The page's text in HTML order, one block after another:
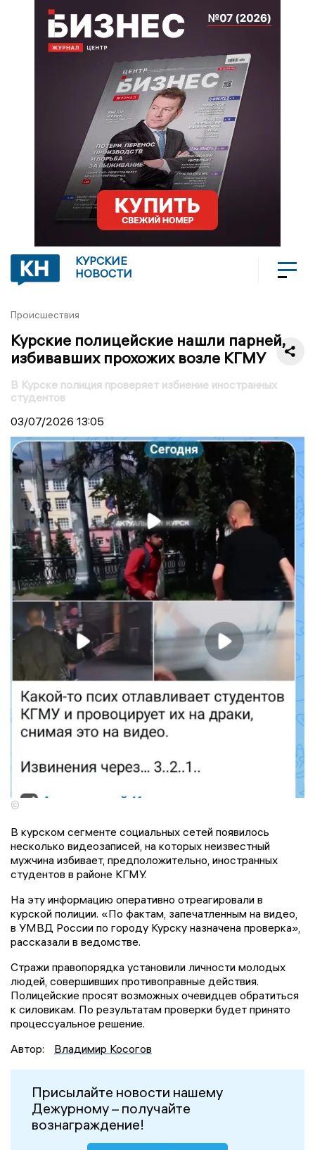
КУРСКИЕ
НОВОСТИ
Происшествия
Курские полицейские нашли парней,
избивавших прохожих возле КГМУ
В Курске полиция проверяет избиение иностранных
студентов
03/07/2026 13:05
©
В курском сегменте социальных сетей появилось
несколько видеозаписей, на которых неизвестный
мужчина избивает, предположительно, иностранных
студентов в районе КГМУ.
На эту информацию оперативно отреагировали в
курской полиции. «По фактам, запечатленным на видео,
в УМВД России по городу Курску назначена проверка»,
рассказали в ведомстве.
Стражи правопорядка установили личности молодых
людей, совершивших противоправные действия.
Полицейские просят возможных очевидцев обратиться
к силовикам. По результатам проверки будет принято
процессуальное решение.
Автор:
Владимир Косогов
Присылайте новости нашему
Дежурному – получайте
вознаграждение!